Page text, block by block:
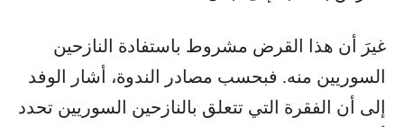
غيرَ أن هذا القرض مشروط باستفادة النازحين
السوريين منه. فبحسب مصادر الندوة، أشار الوفد
إلى أن الفقرة التي تتعلق بالنازحين السوريين تحدد